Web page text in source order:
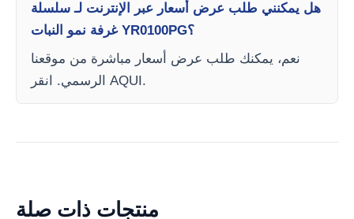
هل يمكنني طلب عرض أسعار عبر الإنترنت لـ سلسلة
غرفة نمو النبات YR0100PG؟
نعم، يمكنك طلب عرض أسعار مباشرة من موقعنا
الرسمي. انقر AQUI.
منتجات ذات صلة